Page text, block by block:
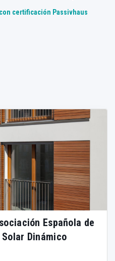
certificación Passivhaus
Española de
Dinámico